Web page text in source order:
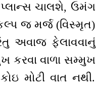
ચાલશે, ઉમંગ
જ મર્જ (વિસ્મૃત)
અવાજ ફેલાવવાનું
કરવા વાળા સમ્મુખ
મોટી વાત નથી.